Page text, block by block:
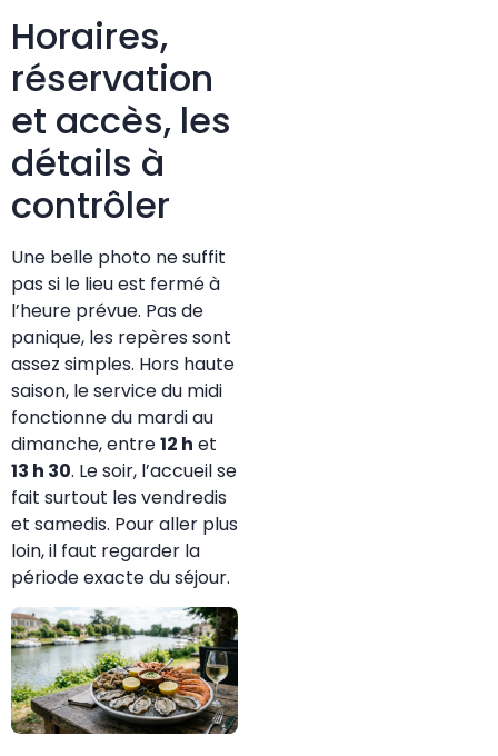
Horaires,
réservation
et accès, les
détails à
contrôler
Une belle photo ne suffit
pas si le lieu est fermé à
l’heure prévue. Pas de
panique, les repères sont
assez simples. Hors haute
saison, le service du midi
fonctionne du mardi au
dimanche, entre12 h et
13 h 30. Le soir, l’accueil se
fait surtout les vendredis
et samedis. Pour aller plus
loin, il faut regarder la
période exacte du séjour.